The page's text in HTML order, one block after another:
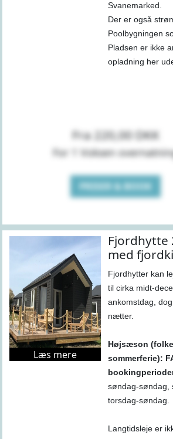
Svanemarked.
Der er også
Poolbygningen
Pladsen er ikke
opladning her
Fra 220,00 DKK
For 1 Voksen
PRISER & BOOK
Læs mere
Fjordhytte
med
Fjordhytter kan
til cirka midt-
ankomstdag,
nætter.
Højsæson
sommerferie):
søndag-søndag,
torsdag-søndag.
Langtidsleje er